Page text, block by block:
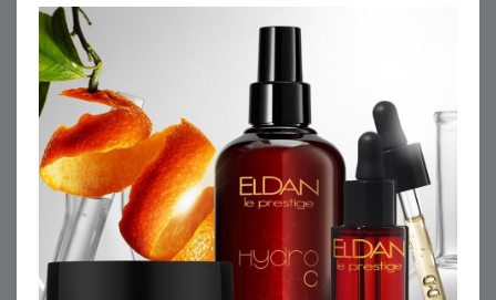
МАСЛО КОКОСА
свойствами. Смягчает, питает
ЭКСТРАКТ ЦВЕТКОВ
КАЛЕНДУЛЫ